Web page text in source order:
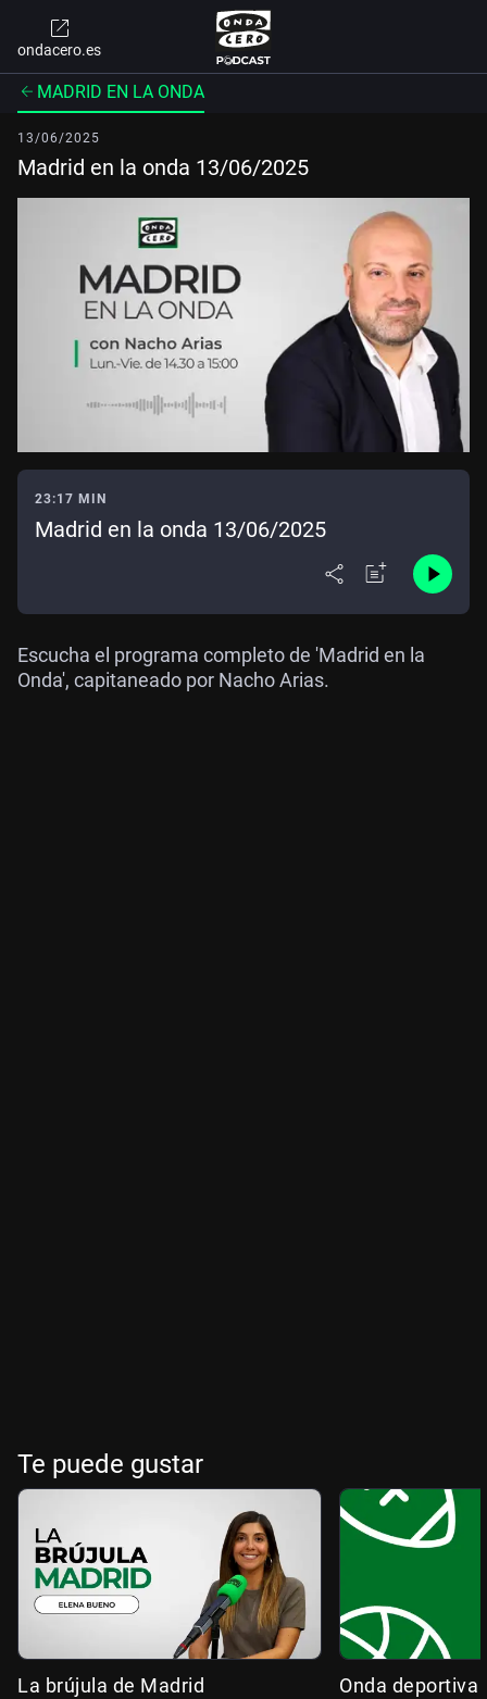
ondacero.es
MADRID EN LA ONDA
13/06/2025
Madrid en la onda 13/06/2025
23:17 MIN
Madrid en la onda 13/06/2025
Escucha el programa completo de 'Madrid en la
Onda', capitaneado por Nacho Arias.
Te puede gustar
La brújula de Madrid Onda deportiva